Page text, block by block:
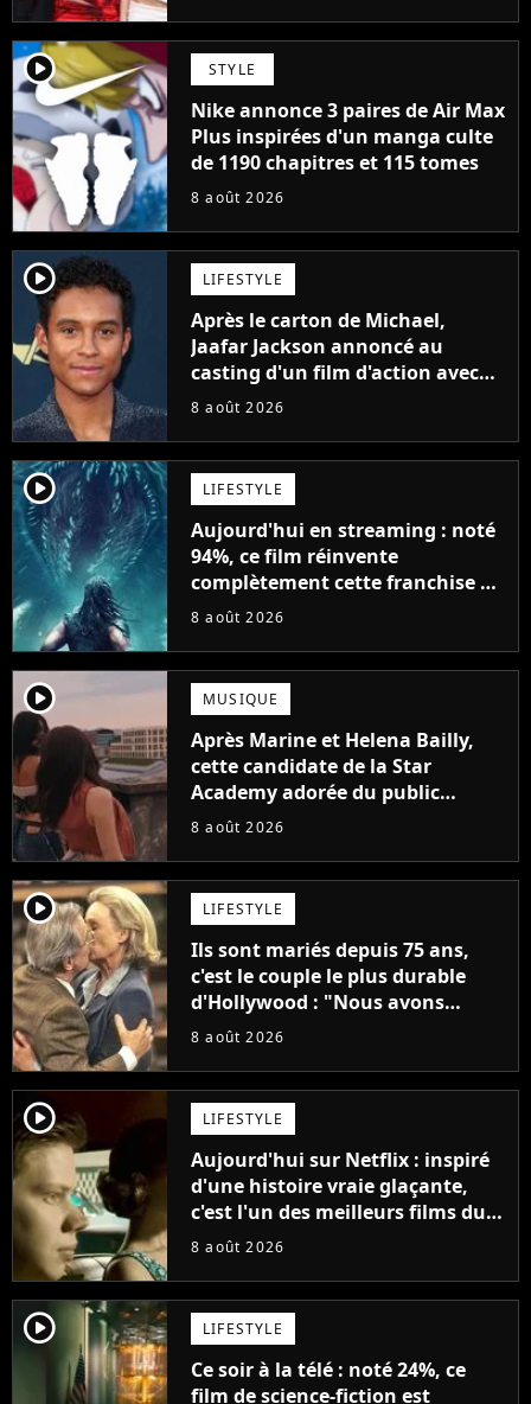
player2 STYLE
Nike annonce 3 paires de Air Max
Plus inspirées d'un manga culte
de 1190 chapitres et 115 tomes
8 août 2026
player2 LIFESTYLE
Après le carton de Michael,
Jaafar Jackson annoncé au
casting d'un film d'action avec
Will Smith
8 août 2026
player2 LIFESTYLE
Aujourd'hui en streaming : noté
94%, ce film réinvente
complètement cette franchise de
science-fiction vieille de 40 ans
8 août 2026
player2 MUSIQUE
Après Marine et Helena Bailly,
cette candidate de la Star
Academy adorée du public
annonce son premier album,
8 août 2026
player2 LIFESTYLE
Ils sont mariés depuis 75 ans,
c'est le couple le plus durable
d'Hollywood : "Nous avons
avancé jour après jour, et les
décennies"
8 août 2026
player2 LIFESTYLE
Aujourd'hui sur Netflix : inspiré
d'une histoire vraie glaçante,
c'est l'un des meilleurs films du
21ème siècle
8 août 2026
player2 LIFESTYLE
Ce soir à la télé : noté 24%, ce
film de science-fiction est